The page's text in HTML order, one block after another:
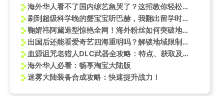
海外华人看不了国内综艺急哭了？这招教你轻松解锁《喜剧之王单口季》
刷到超级科学晚的蟹宝宝听巴赫，我翻出留学时卡成PPT的国综：海外党破防了
鞠婧祎阿黛造型惊艳全网！海外粉丝如何突破地域限制追更《奇迹阿黛》？
出国后还能看爱奇艺四海重明吗？解锁地域限制攻略
血源诅咒老猎人DLC武器全攻略：特点、获取及推荐
海外华人必看：畅享淘宝大陆版
迷雾大陆装备合成攻略：快速提升战力！